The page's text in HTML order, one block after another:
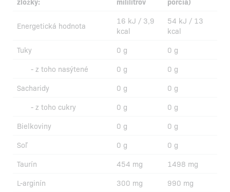
Energetická hodnota
16 kJ / 3,9
kcal
54 kJ / 13
kcal
Tuky
0 g
0 g
- z toho nasýtené
0 g
0 g
Sacharidy
0 g
0 g
- z toho cukry
0 g
0 g
Bielkoviny
0 g
0 g
Soľ
0 g
0 g
Taurín
454 mg
1498 mg
L-arginín
300 mg
990 mg